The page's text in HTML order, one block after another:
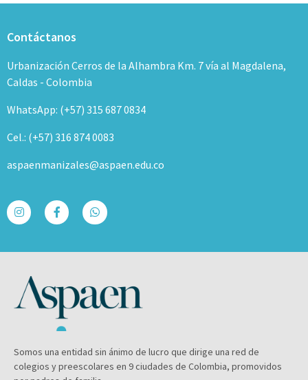
Contáctanos
Urbanización Cerros de la Alhambra Km. 7 vía al Magdalena,
Caldas - Colombia
WhatsApp: (+57) 315 687 0834
Cel.: (+57) 316 874 0083
aspaenmanizales@aspaen.edu.co
Somos una entidad sin ánimo de lucro que dirige una red de
colegios y preescolares en 9 ciudades de Colombia, promovidos